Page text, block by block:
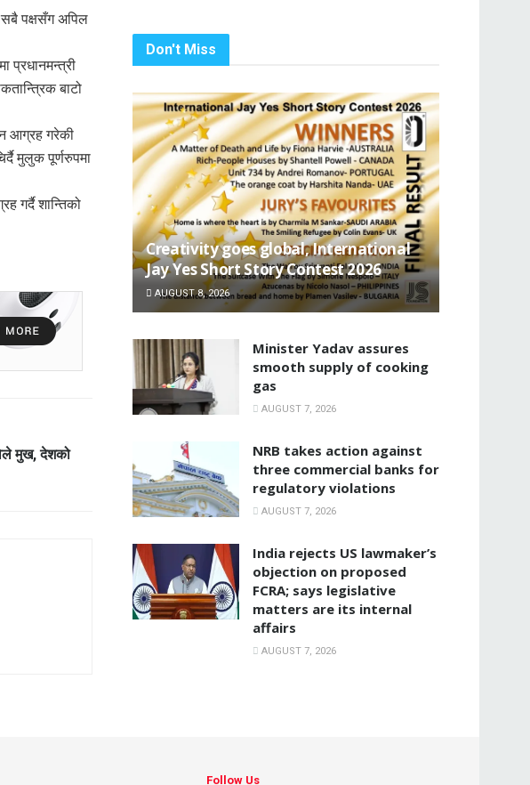
सबै पक्षसँग अपिल
प्रधानमन्त्री
बाटो
आग्रह गरेकी
मुलुक पूर्णरुपमा
गर्दै शान्तिको
मुख, देशको
Don't Miss
Creativity goes global, International
Jay Yes Short Story Contest 2026
AUGUST 8, 2026
Minister Yadav assures
smooth supply of cooking
gas
AUGUST 7, 2026
NRB takes action against
three commercial banks for
regulatory violations
AUGUST 7, 2026
India rejects US lawmaker’s
objection on proposed
FCRA; says legislative
matters are its internal
affairs
AUGUST 7, 2026
Follow Us